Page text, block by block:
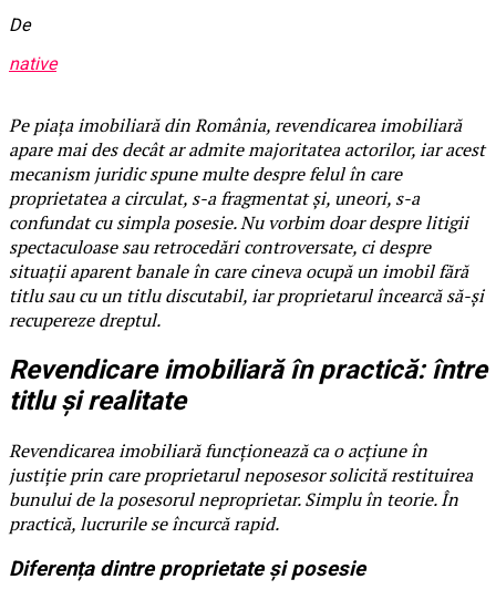
De
native
Pe piața imobiliară din România, revendicarea imobiliară
apare mai des decât ar admite majoritatea actorilor, iar acest
mecanism juridic spune multe despre felul în care
proprietatea a circulat, s-a fragmentat și, uneori, s-a
confundat cu simpla posesie. Nu vorbim doar despre litigii
spectaculoase sau retrocedări controversate, ci despre
situații aparent banale în care cineva ocupă un imobil fără
titlu sau cu un titlu discutabil, iar proprietarul încearcă să-și
recupereze dreptul.
Revendicare imobiliară în practică: între
titlu și realitate
Revendicarea imobiliară funcționează ca o acțiune în
justiție prin care proprietarul neposesor solicită restituirea
bunului de la posesorul neproprietar. Simplu în teorie. În
practică, lucrurile se încurcă rapid.
Diferența dintre proprietate și posesie